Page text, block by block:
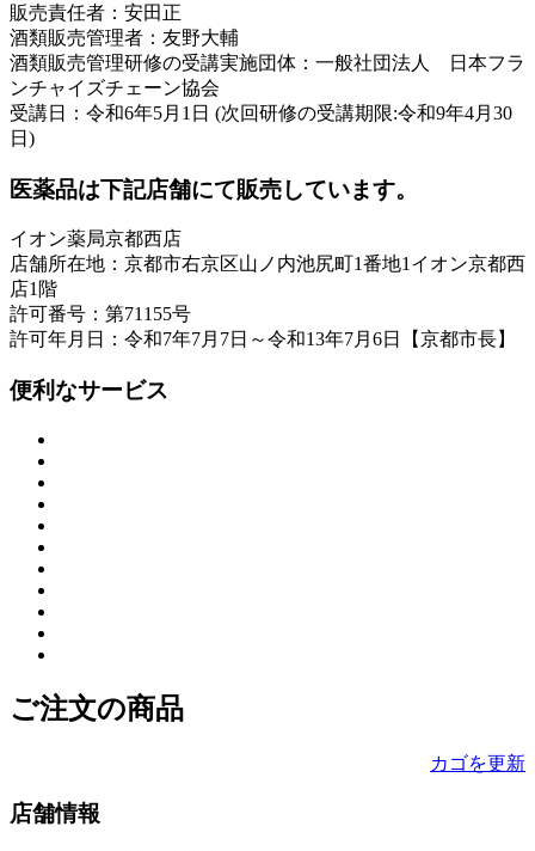
販売責任者：安田正
酒類販売管理者：友野大輔
酒類販売管理研修の受講実施団体：一般社団法人 日本フラ
ンチャイズチェーン協会
受講日：令和6年5月1日 (次回研修の受講期限:令和9年4月30
日)
医薬品は下記店舗にて販売しています。
イオン薬局京都西店
店舗所在地：京都市右京区山ノ内池尻町1番地1イオン京都西
店1階
許可番号：第71155号
許可年月日：令和7年7月7日～令和13年7月6日【京都市長】
便利なサービス
ご注文の商品
カゴを更新
店舗情報